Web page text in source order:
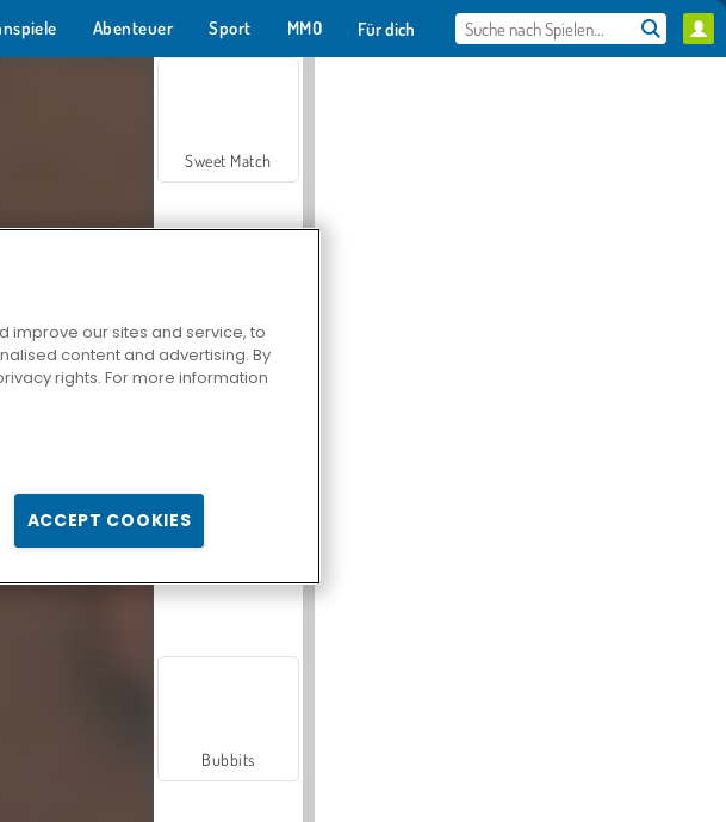
Abenteuer Sport MMO Für dich
Sweet Match
Zen Solitaire
Bubbits
improve our sites and service, to
content and advertising. By
rights. For more information
ACCEPT COOKIES